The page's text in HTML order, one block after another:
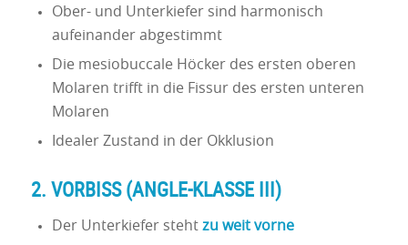
Ober- und Unterkiefer sind harmonisch
aufeinander abgestimmt
Die mesiobuccale Höcker des ersten oberen
Molaren trifft in die Fissur des ersten unteren
Molaren
Idealer Zustand in der Okklusion
2. VORBISS (ANGLE-KLASSE III)
Der Unterkiefer steht zu weit vorne